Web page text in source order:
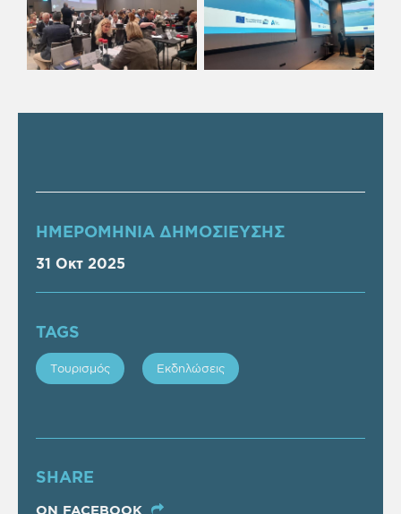
ΗΜΕΡΟΜΗΝΙΑ ΔΗΜΟΣΙΕΥΣΗΣ
31 Οκτ 2025
TAGS
Τουρισμός Εκδηλώσεις
SHARE
ON FACEBOOK